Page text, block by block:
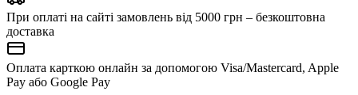
При оплаті на сайті замовлень від 5000 грн – безкоштовна
доставка
Оплата карткою онлайн за допомогою Visa/Mastercard, Apple
Pay або Google Pay